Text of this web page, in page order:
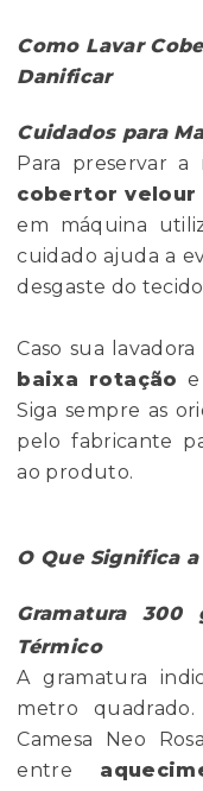
Como Lavar
Danificar
Cuidados para
Para preservar
cobertor velour
em máquina
cuidado ajuda a
desgaste do
Caso sua
baixa rotação
Siga sempre as
pelo fabricante
ao produto.
O Que Significa
Gramatura 300
Térmico
A gramatura
metro
Camesa Neo
entre